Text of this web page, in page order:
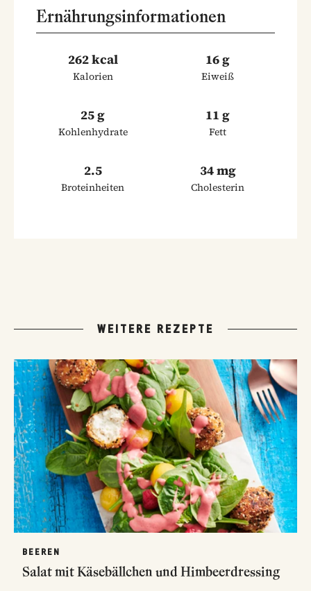
Ernährungsinformationen
262 kcal
Kalorien
16 g
Eiweiß
25 g
Kohlenhydrate
11 g
Fett
2.5
Broteinheiten
34 mg
Cholesterin
WEITERE REZEPTE
BEEREN
Salat mit Käsebällchen und Himbeerdressing